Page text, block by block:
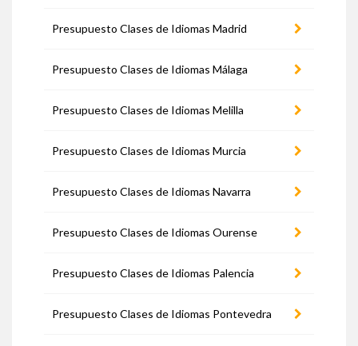
Presupuesto Clases de Idiomas Madrid
Presupuesto Clases de Idiomas Málaga
Presupuesto Clases de Idiomas Melilla
Presupuesto Clases de Idiomas Murcia
Presupuesto Clases de Idiomas Navarra
Presupuesto Clases de Idiomas Ourense
Presupuesto Clases de Idiomas Palencia
Presupuesto Clases de Idiomas Pontevedra